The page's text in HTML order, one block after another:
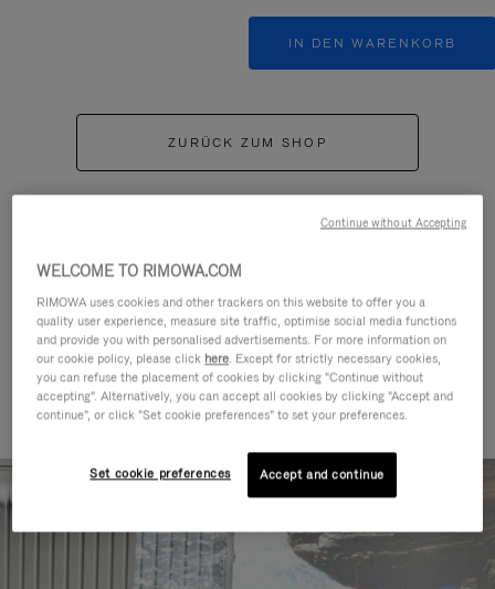
IN DEN WARENKORB
ZURÜCK ZUM SHOP
KATEGORIEN
Finden Sie das Passende für
Reisen aller Art
WELCOME TO RIMOWA.COM
RIMOWA uses cookies and other trackers on this website to offer you a
quality user experience, measure site traffic, optimise social media functions
and provide you with personalised advertisements. For more information on
our cookie policy, please click here. Except for strictly necessary cookies,
you can refuse the placement of cookies by clicking "Continue without
accepting". Alternatively, you can accept all cookies by clicking "Accept and
continue", or click "Set cookie preferences" to set your preferences.
Set cookie preferences Accept and continue
Continue without Accepting